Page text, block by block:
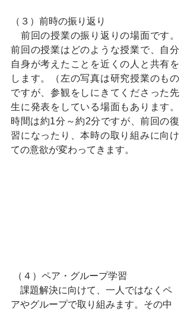
（３）前時の振り返り
前回の授業の振り返りの場面です。
前回の授業はどのような授業で、自分
自身が考えたことを近くの人と共有を
します。（左の写真は研究授業のもの
ですが、参観をしにきてくださった先
生に発表をしている場面もあります。
時間は約1分～約2分ですが、前回の復
習になったり、本時の取り組みに向け
ての意欲が変わってきます。
（４）ペア・グループ学習
課題解決に向けて、一人ではなくペ
アやグループで取り組みます。その中